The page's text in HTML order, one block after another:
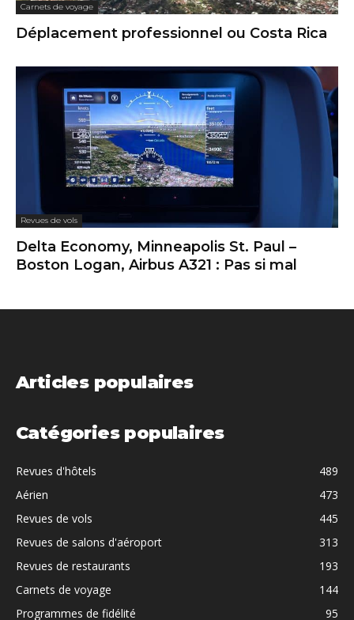
Carnets de voyage
Déplacement professionnel ou Costa Rica
Revues de vols
Delta Economy, Minneapolis St. Paul –
Boston Logan, Airbus A321 : Pas si mal
Articles populaires
Catégories populaires
Revues d'hôtels
489
Aérien
473
Revues de vols
445
Revues de salons d'aéroport
313
Revues de restaurants
193
Carnets de voyage
144
Programmes de fidélité
95